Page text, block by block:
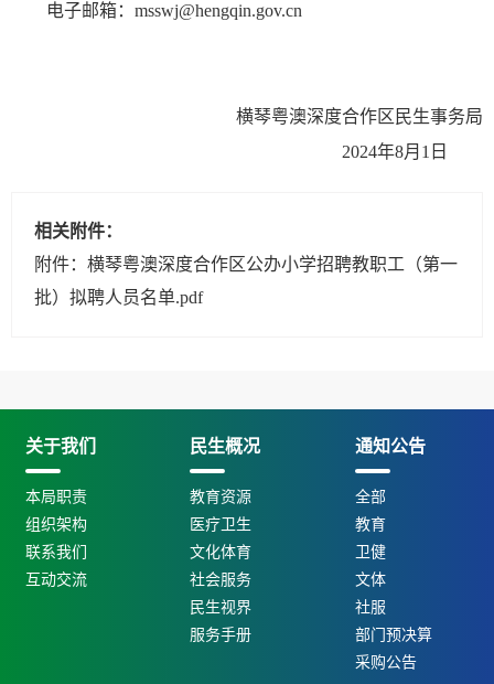
电子邮箱：msswj@hengqin.gov.cn
横琴粤澳深度合作区民生事务局
2024年8月1日
相关附件：
附件：横琴粤澳深度合作区公办小学招聘教职工（第一
批）拟聘人员名单.pdf
关于我们
本局职责
组织架构
联系我们
互动交流
民生概况
教育资源
医疗卫生
文化体育
社会服务
民生视界
服务手册
通知公告
全部
教育
卫健
文体
社服
部门预决算
采购公告